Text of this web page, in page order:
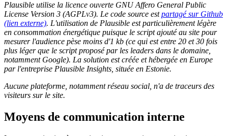
Plausible utilise la licence ouverte GNU Affero General Public
License Version 3 (AGPLv3). Le code source estpartagé sur Github
(lien externe). L'utilisation de Plausible est particulièrement légère
en consommation énergétique puisque le script ajouté au site pour
mesurer l'audience pèse moins d'1 kb (ce qui est entre 20 et 30 fois
plus léger que le script proposé par les leaders dans le domaine,
notamment Google). La solution est créée et hébergée en Europe
par l'entreprise Plausible Insights, située en Estonie.
Aucune plateforme, notamment réseau social, n'a de traceurs des
visiteurs sur le site.
Moyens de communication interne